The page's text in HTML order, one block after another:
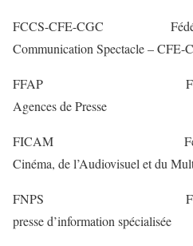
FCCS-CFE-CGC
Communication Spectacle – CFE-
FFAP Fédération
Agences de Presse
FICAM Fédération
Cinéma, de l’Audiovisuel et du
FNPS Fédération
presse d’information spécialisée